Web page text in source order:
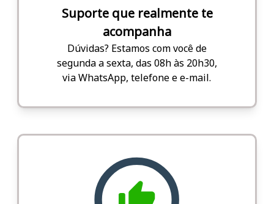
Suporte que realmente te
acompanha
Dúvidas? Estamos com você de
segunda a sexta, das 08h às 20h30,
via WhatsApp, telefone e e-mail.